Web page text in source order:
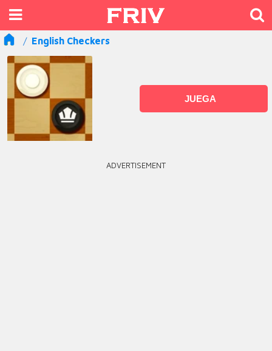
English Checkers
JUEGA
ADVERTISEMENT